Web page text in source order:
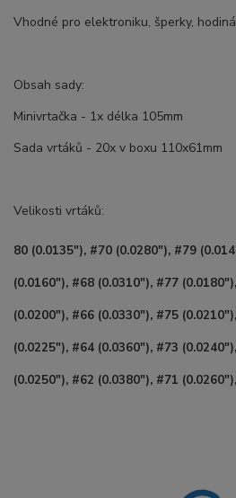
Vhodné pro elektroniku, šperky,
Obsah sady:
Minivrtačka - 1x délka 105mm
Sada vrtáků - 20x v boxu 110x61mm
Velikosti vrtáků:
80 (0.0135"), #70 (0.0280"), #79
(0.0160"), #68 (0.0310"), #77
(0.0200"), #66 (0.0330"), #75
(0.0225"), #64 (0.0360"), #73
(0.0250"), #62 (0.0380"), #71